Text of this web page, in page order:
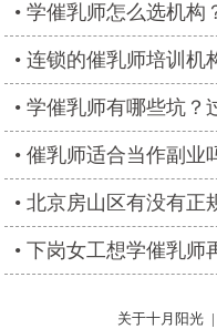
学催乳师怎么选机构
连锁的催乳师培训机
学催乳师有哪些坑？
催乳师适合当作副业
北京房山区有没有正
下岗女工想学催乳师
关于十月阳光 |